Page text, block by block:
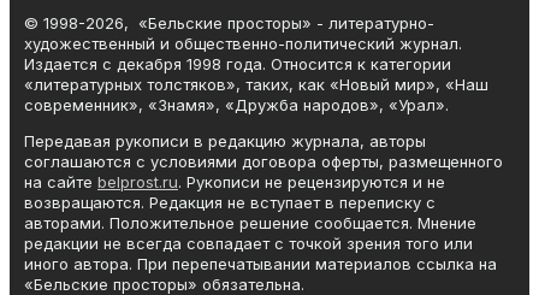
© 1998-2026, «Бельские просторы» - литературно-
художественный и общественно-политический журнал.
Издается с декабря 1998 года. Относится к категории
«литературных толстяков», таких, как «Новый мир», «Наш
современник», «Знамя», «Дружба народов», «Урал».
Передавая рукописи в редакцию журнала, авторы
соглашаются с условиями договора оферты, размещенного
на сайте belprost.ru. Рукописи не рецензируются и не
возвращаются. Редакция не вступает в переписку с
авторами. Положительное решение сообщается. Мнение
редакции не всегда совпадает с точкой зрения того или
иного автора. При перепечатывании материалов ссылка на
«Бельские просторы» обязательна.